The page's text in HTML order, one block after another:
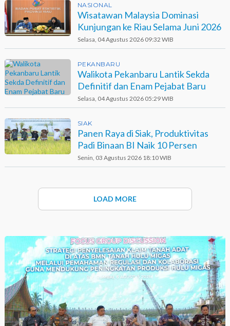
NASIONAL
Wisatawan Malaysia Dominasi
Kunjungan ke Riau Selama Juni 2026
Selasa, 04 Agustus 2026 09:32 WIB
PEKANBARU
Walikota Pekanbaru Lantik Sekda
Definitif dan Enam Pejabat Baru
Selasa, 04 Agustus 2026 05:29 WIB
SIAK
Panen Raya di Siak, Produktivitas
Padi Binaan BI Naik 10 Persen
Senin, 03 Agustus 2026 18:10 WIB
LOAD MORE